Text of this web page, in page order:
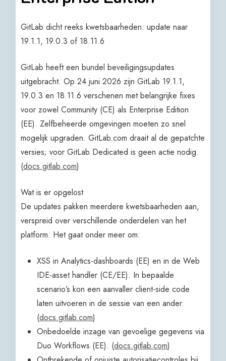
GitLab dicht reeks kwetsbaarheden: update naar
19.1.1, 19.0.3 of 18.11.6
GitLab heeft een bundel beveiligingsupdates
uitgebracht. Op 24 juni 2026 zijn GitLab 19.1.1,
19.0.3 en 18.11.6 verschenen met belangrijke fixes
voor zowel Community (CE) als Enterprise Edition
(EE). Zelfbeheerde omgevingen moeten zo snel
mogelijk upgraden. GitLab.com draait al de gepatchte
versies; voor GitLab Dedicated is geen actie nodig.
(docs.gitlab.com)
Wat is er opgelost
De updates pakken meerdere kwetsbaarheden aan,
verspreid over verschillende onderdelen van het
platform. Het gaat onder meer om:
XSS in Analytics-dashboards (EE) en in de Web
IDE-asset handler (CE/EE). In bepaalde
scenario’s kon een aanvaller client-side code
laten uitvoeren in de sessie van een ander.
(docs.gitlab.com)
Onbedoelde inzage van gevoelige gegevens via
Duo Workflows (EE). (docs.gitlab.com)